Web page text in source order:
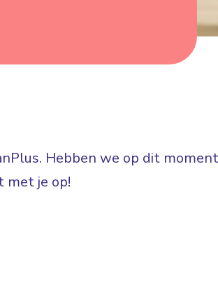
Hebben we op dit
met je op!